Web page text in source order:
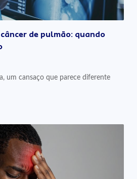
de pulmão: quando
um cansaço que parece diferente